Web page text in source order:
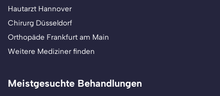
Hautarzt Hannover
Chirurg Düsseldorf
Orthopäde Frankfurt am Main
Weitere Mediziner finden
Meistgesuchte Behandlungen